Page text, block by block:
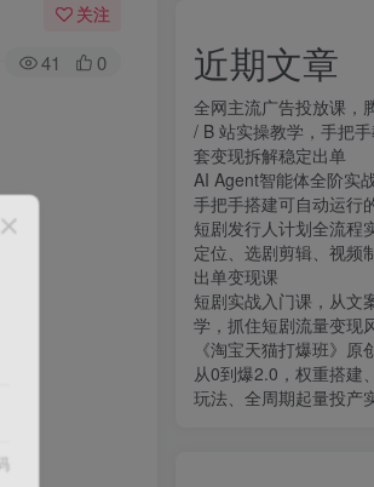
关注
41 0 近期文章
全网主流广告投放课，
/ B 站实操教学，手把
套变现拆解稳定出单
AI Agent智能体全阶实
手把手搭建可自动运行
短剧发行人计划全流程
定位、选剧剪辑、视频
出单变现课​
短剧实战入门课，从文
学，抓住短剧流量变现
《淘宝天猫打爆班》
从0到爆2.0，权重搭建
玩法、全周期起量投产